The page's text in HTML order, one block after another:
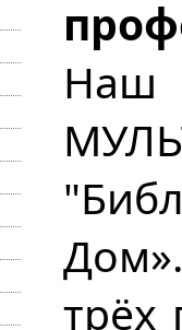
Наш
трёх